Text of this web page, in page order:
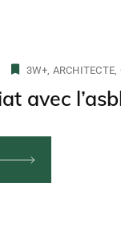
3W+ ARCHITECTE
avec